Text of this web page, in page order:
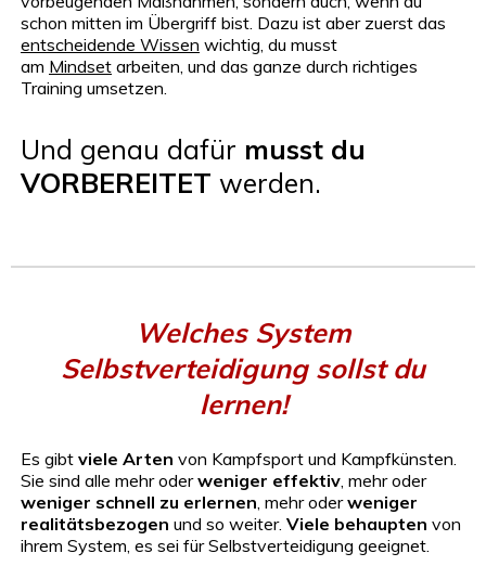
schon mitten im Übergriff bist. Dazu ist aber zuerst das
entscheidende Wissen wichtig, du musst
am Mindset arbeiten, und das ganze durch richtiges
Training umsetzen.
Und genau dafür musst du
VORBEREITET werden.
Welches System
Selbstverteidigung sollst du
lernen!
Es gibt viele Arten von Kampfsport und Kampfkünsten.
Sie sind alle mehr oderweniger effektiv , mehr oder
weniger schnell zu erlernen , mehr oderweniger
realitätsbezogen und so weiter. Viele behaupten von
ihrem System, es sei für Selbstverteidigung geeignet.